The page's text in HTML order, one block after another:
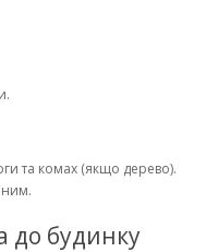
та комах (якщо дерево).
до будинку